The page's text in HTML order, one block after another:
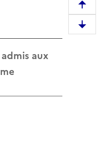
aux
e
m
D